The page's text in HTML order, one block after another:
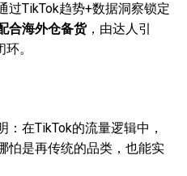
过TikTok趋势+数据洞察锁定
合海外仓备货，由达人引
。
在TikTok的流量逻辑中，
怕是再传统的品类，也能实